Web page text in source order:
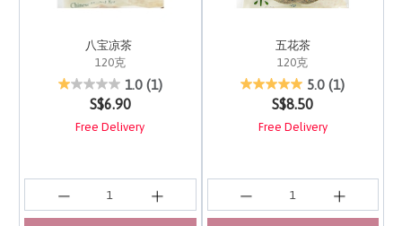
八宝凉茶
120克
3.4 out of 5 Customer Rating
1.0 (1)
S$6.90
Free Delivery
五花茶
120克
5 out of 5 Customer
5.0 (1)
S$8.50
Free Delivery